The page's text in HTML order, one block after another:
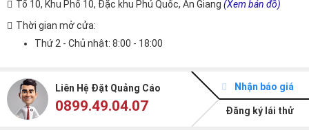
Tổ 10, Khu Phố 10, Đặc khu Phú Quốc, An Giang (Xem bản đồ)
Thời gian mở cửa:
Thứ 2 - Chủ nhật: 8:00 - 18:00
Liên Hệ Đặt Quảng Cáo
0899.49.04.07
Nhận báo giá
Đăng ký lái thử